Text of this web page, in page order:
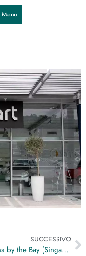
Menu
SUCCESSIVO
Gardens by the Bay (Singapore)